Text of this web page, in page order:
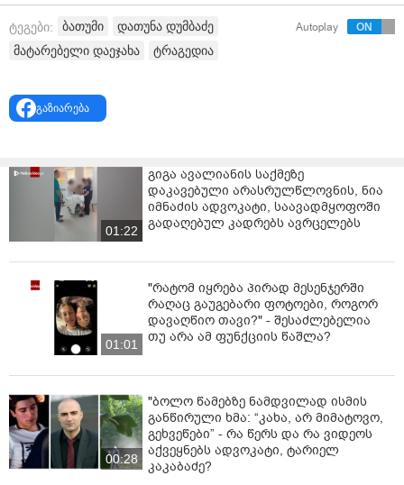
მჭიდრო სიახლოვით ხსნიან.
მოქალაქე ირმა დავითაძე სოციალურ ქსელში
აქვეყნებს ლიანდაგზე გადასასვლელის ფოტოს და
სკოლის წინ, სადაც არასრულწლოვნები სწავლობენ
და ნებისმიერი ბავშვი არის საფრთხის წინაშე!
"ეს ის გადასასვლელია, სადაც ბავშვი დაიღუპა და
ადრე ბევრი უბედური შემთხვევა მოხდა!!!
ტეგები: ბათუმი
დათუნა დუმბაძე
მატარებელი დაეჯახა
ტრაგედია
Autoplay
გაზიარება
01:22
გიგა ავალიანის საქმეზე
დაკავებული არასრულწლოვნის, ნია
იმნაძის ადვოკატი, საავადმყოფოში
გადაღებულ კადრებს ავრცელებს
01:01
"რატომ იყრება პირად მესენჯერში
რაღაც გაუგებარი ფოტოები, როგორ
დავაღწიო თავი?" - შესაძლებელია
თუ არა ამ ფუნქციის წაშლა?
00:28
"ბოლო წამებზე ნამდვილად ისმის
განწირული ხმა: “კახა, არ მიმატოვო,
გეხვეწები” - რა წერს და რა ვიდეოს
აქვეყნებს ადვოკატი, ტარიელ
კაკაბაძე?